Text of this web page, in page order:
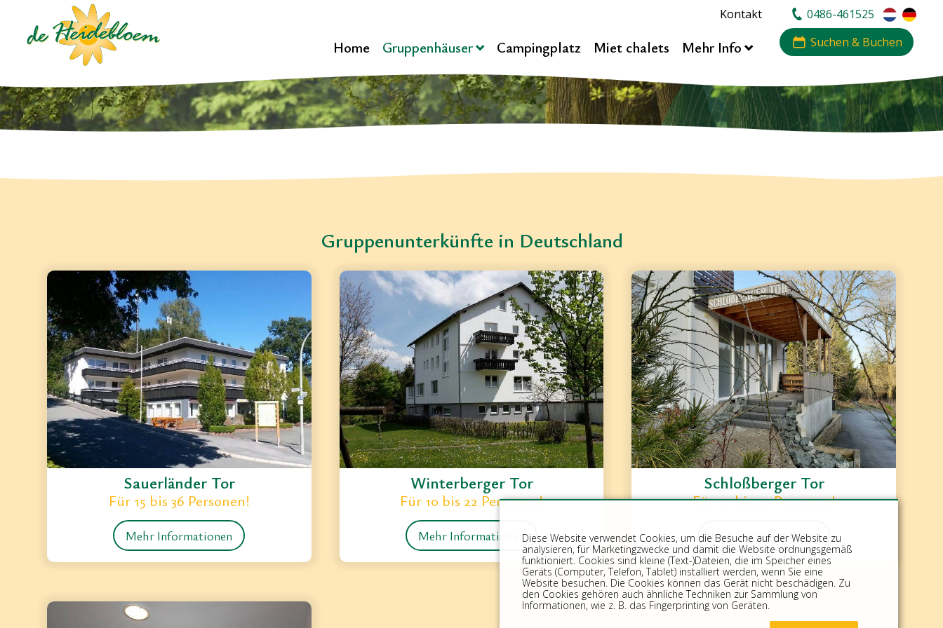
Home Gruppenhäuser Campingplatz Miet chalets Mehr Info
Kontakt
0486-461525
Suchen & Buchen
Gruppenunterkünfte in Deutschland
Sauerländer Tor
Für 15 bis 36 Personen!
Mehr Informationen
Winterberger Tor
Für 10 bis 22 Personen!
Mehr Informationen
Schloßberger Tor
Für 10 bis 22 Personen!
Mehr Informationen
Diese Website verwendet Cookies, um die Besuche auf der Website zu
analysieren, für Marketingzwecke und damit die Website ordnungsgemäß
funktioniert. Cookies sind kleine (Text-)Dateien, die im Speicher eines
Geräts (Computer, Telefon, Tablet) installiert werden, wenn Sie eine
Website besuchen. Die Cookies können das Gerät nicht beschädigen. Zu
den Cookies gehören auch ähnliche Techniken zur Sammlung von
Informationen, wie z. B. das Fingerprinting von Geräten.